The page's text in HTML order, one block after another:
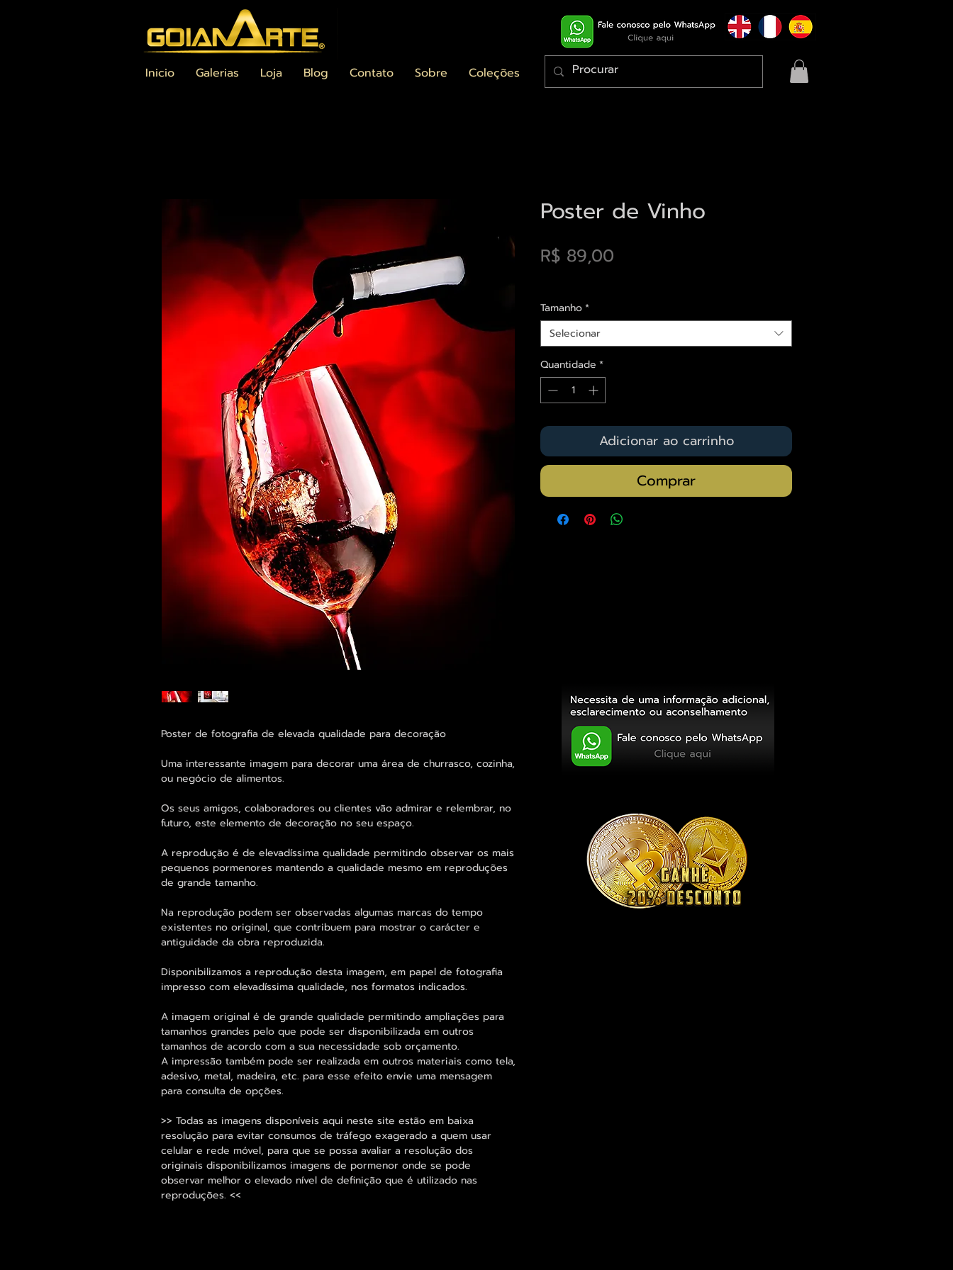
Inicio Galerias Loja Blog Contato Sobre Coleções
Poster de fotografia de elevada qualidade para decoração
Uma interessante imagem para decorar uma área de churrasco, cozinha,
ou negócio de alimentos.
Os seus amigos, colaboradores ou clientes vão admirar e relembrar, no
futuro, este elemento de decoração no seu espaço.
A reprodução é de elevadíssima qualidade permitindo observar os mais
pequenos pormenores mantendo a qualidade mesmo em reproduções
de grande tamanho.
Na reprodução podem ser observadas algumas marcas do tempo
existentes no original, que contribuem para mostrar o carácter e
antiguidade da obra reproduzida.
Disponibilizamos a reprodução desta imagem, em papel de fotografia
impresso com elevadíssima qualidade, nos formatos indicados.
A imagem original é de grande qualidade permitindo ampliações para
tamanhos grandes pelo que pode ser disponibilizada em outros
tamanhos de acordo com a sua necessidade sob orçamento.
A impressão também pode ser realizada em outros materiais como tela,
adesivo, metal, madeira, etc. para esse efeito envie uma mensagem
para consulta de opções.
>> Todas as imagens disponíveis aqui neste site estão em baixa
resolução para evitar consumos de tráfego exagerado a quem usar
celular e rede móvel, para que se possa avaliar a resolução dos
originais disponibilizamos imagens de pormenor onde se pode
observar melhor o elevado nível de definição que é utilizado nas
reproduções. <<
Poster de Vinho
R$ 89,00
Tamanho*
Selecionar
Quantidade *
Adicionar ao carrinho
Comprar